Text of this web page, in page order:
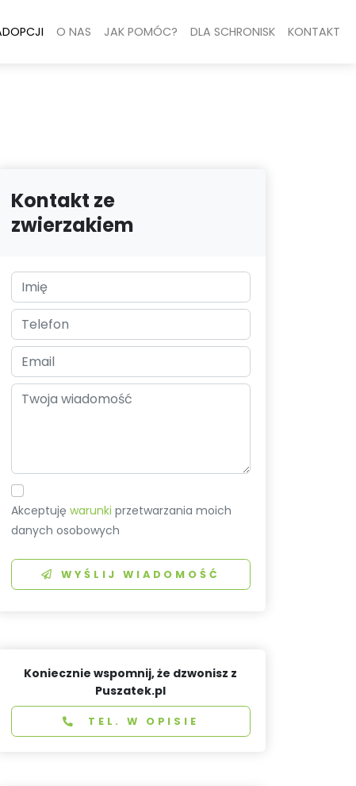
O NAS JAK POMÓC? DLA SCHRONISK KONTAKT
Kontakt ze
zwierzakiem
Akceptujęwarunki przetwarzania moich
danych osobowych
WYŚLIJ WIADOMOŚĆ
Koniecznie wspomnij, że dzwonisz z
Puszatek.pl
TEL. W OPISIE